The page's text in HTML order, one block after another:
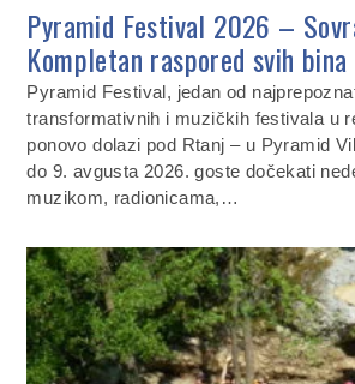
Pyramid Festival 2026 –
Kompletan raspored svih bina
Pyramid Festival, jedan od
transformativnih i muzičkih festivala u
ponovo dolazi pod Rtanj – u Pyramid
do 9. avgusta 2026. goste dočekati
muzikom, radionicama,…